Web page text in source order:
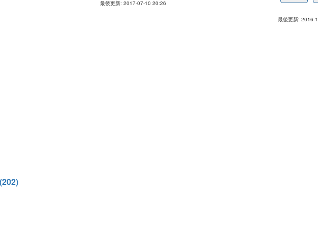
最後更新: 2017-07-10 20:26
最後更新: 2016-